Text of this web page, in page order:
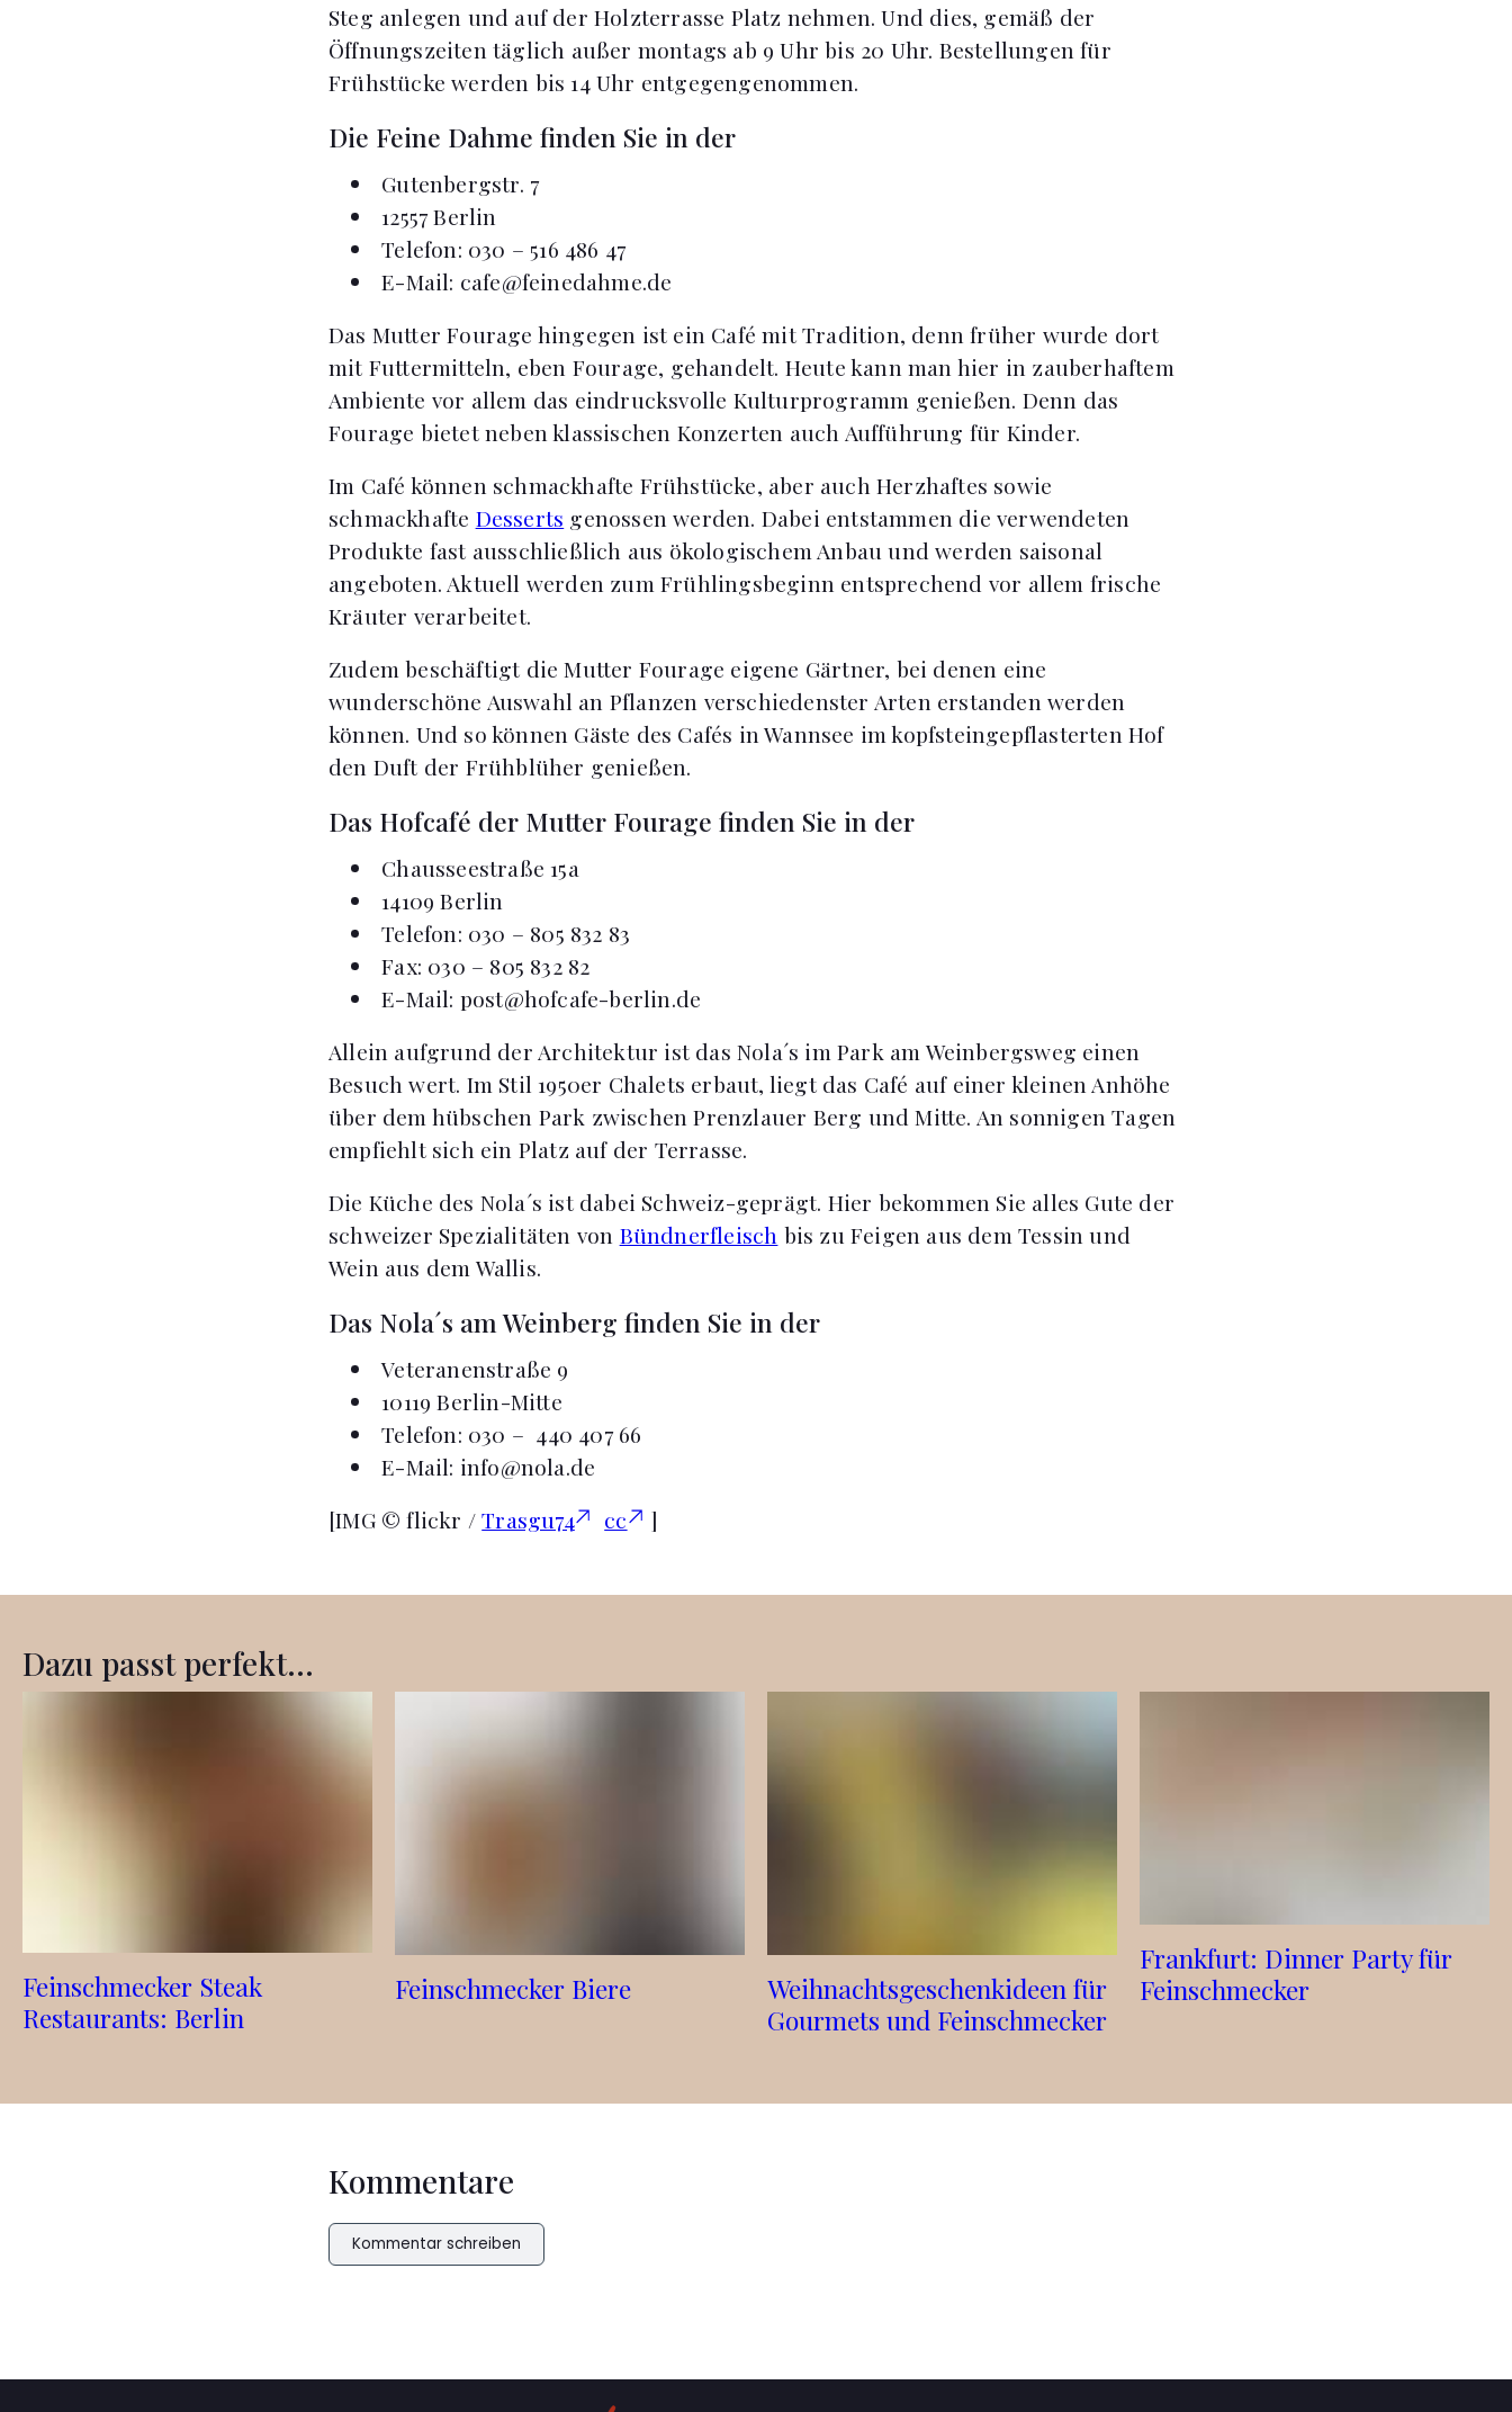
Steg anlegen und auf der Holzterrasse Platz nehmen. Und dies, gemäß der
Öffnungszeiten täglich außer montags ab 9 Uhr bis 20 Uhr. Bestellungen für
Frühstücke werden bis 14 Uhr entgegengenommen.
Die Feine Dahme finden Sie in der
Gutenbergstr. 7
12557 Berlin
Telefon: 030 – 516 486 47
E-Mail: cafe@feinedahme.de
Das Mutter Fourage hingegen ist ein Café mit Tradition, denn früher wurde dort
mit Futtermitteln, eben Fourage, gehandelt. Heute kann man hier in zauberhaftem
Ambiente vor allem das eindrucksvolle Kulturprogramm genießen. Denn das
Fourage bietet neben klassischen Konzerten auch Aufführung für Kinder.
Im Café können schmackhafte Frühstücke, aber auch Herzhaftes sowie
schmackhafte Desserts genossen werden. Dabei entstammen die verwendeten
Produkte fast ausschließlich aus ökologischem Anbau und werden saisonal
angeboten. Aktuell werden zum Frühlingsbeginn entsprechend vor allem frische
Kräuter verarbeitet.
Zudem beschäftigt die Mutter Fourage eigene Gärtner, bei denen eine
wunderschöne Auswahl an Pflanzen verschiedenster Arten erstanden werden
können. Und so können Gäste des Cafés in Wannsee im kopfsteingepflasterten Hof
den Duft der Frühblüher genießen.
Das Hofcafé der Mutter Fourage finden Sie in der
Chausseestraße 15a
14109 Berlin
Telefon: 030 – 805 832 83
Fax: 030 – 805 832 82
E-Mail: post@hofcafe-berlin.de
Allein aufgrund der Architektur ist das Nola´s im Park am Weinbergsweg einen
Besuch wert. Im Stil 1950er Chalets erbaut, liegt das Café auf einer kleinen Anhöhe
über dem hübschen Park zwischen Prenzlauer Berg und Mitte. An sonnigen Tagen
empfiehlt sich ein Platz auf der Terrasse.
Die Küche des Nola´s ist dabei Schweiz-geprägt. Hier bekommen Sie alles Gute der
schweizer Spezialitäten von Bündnerfleisch bis zu Feigen aus dem Tessin und
Wein aus dem Wallis.
Das Nola´s am Weinberg finden Sie in der
Veteranenstraße 9
10119 Berlin-Mitte
Telefon: 030 – 440 407 66
E-Mail: info@nola.de
[IMG © flickr /Trasgu74 cc ]
Dazu passt perfekt...
Feinschmecker Steak
Restaurants: Berlin
Feinschmecker Biere
Weihnachtsgeschenkideen für
Gourmets und Feinschmecker
Frankfurt: Dinner Party für
Feinschmecker
Kommentare
Kommentar schreiben